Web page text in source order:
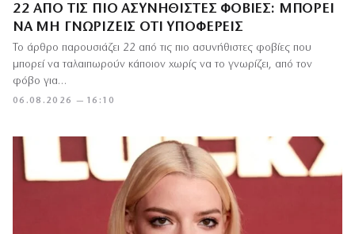
22 ΑΠΌ ΤΙΣ ΠΙΟ ΑΣΥΝΉΘΙΣΤΕΣ ΦΟΒΊΕΣ: ΜΠΟΡΕΊ
ΝΑ ΜΗ ΓΝΩΡΊΖΕΙΣ ΌΤΙ ΥΠΟΦΈΡΕΙΣ
06.08.2026 — 16:10
Το άρθρο παρουσιάζει 22 από τις πιο ασυνήθιστες φοβίες που
μπορεί να ταλαιπωρούν κάποιον χωρίς να το γνωρίζει, από τον
φόβο για…